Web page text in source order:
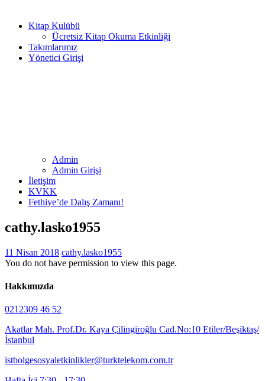
Kitap Kulübü
Ücretsiz Kitap Okuma Etkinliği
Takımlarımız
Yönetici Girişi
Admin
Admin Girişi
İletişim
KVKK
Fethiye’de Dalış Zamanı!
cathy.lasko1955
11 Nisan 2018 cathy.lasko1955
You do not have permission to view this page.
Hakkımızda
0212309 46 52
Akatlar Mah. Prof.Dr. Kaya Çilingiroğlu Cad.No:10 Etiler/Beşiktaş/
İstanbul
istbolgesosyaletkinlikler@turktelekom.com.tr